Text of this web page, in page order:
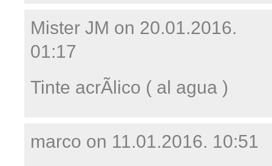
Mister JM on 20.01.2016.
01:17
Tinte acrÃ­lico ( al agua )
marco on 11.01.2016. 10:51